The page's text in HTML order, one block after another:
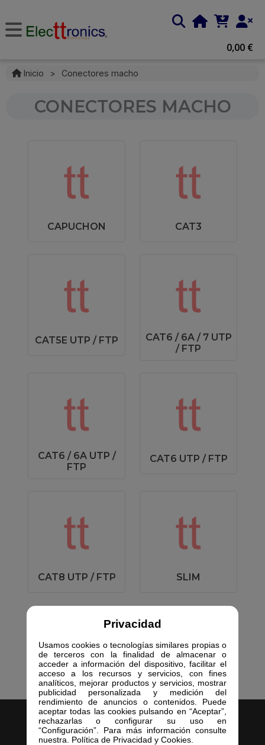
Privacidad
Usamos cookies o tecnologías similares propias o
de terceros con la finalidad de almacenar o
acceder a información del dispositivo, facilitar el
acceso a los recursos y servicios, con fines
analíticos, mejorar productos y servicios, mostrar
publicidad personalizada y medición del
rendimiento de anuncios o contenidos. Puede
aceptar todas las cookies pulsando en “Aceptar”,
rechazarlas o configurar su uso en
“Configuración”. Para más información consulte
nuestra. Política de Privacidad y Cookies.
0,00 €
Inicio > Conectores macho
CONECTORES MACHO
CAPUCHON CAT3
CAT5E UTP / FTP
CAT6 / 6A / 7 UTP
/ FTP
CAT6 / 6A UTP /
FTP
CAT6 UTP / FTP
CAT8 UTP / FTP SLIM